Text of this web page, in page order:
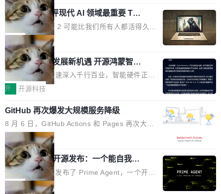
功率段机身尺寸十分紧凑的1600W电源产品。小
巧机身有效提升市面主流标准A...
业化营销服务的需求从未如此迫切。 但市场扩容
的同时,服务商的竞争逻辑正在改变。2026年Top
Agency年度合辑的观察指出,“产品”这个离消费
者最近的载体,在整个品牌营销层面的权重显著变
高了。全域营销服务商的竞争正在从规模转向深
度,案例厚度、全域覆盖、多线协同...
度宣传和欺诈。」 OpenAI 研究员 Keller Jorda
n 这条推文引发了广泛讨论。他不是在说风凉
话，他是说出了一个圈内人尽皆知但很少公开捅
破的事实。 Jordan 随后补充了一句软化声明：
「我不认为这些会议上大部分论文都在过度宣传
或造假。问题是，作为读者，如果你筛选出那些
看起来最令人兴奋的论文，那它们大部分都是过
度宣传的。」 这才是真正的痛点。不是所有论文
都有问题，是最吸引眼球的那批论文最有问题。
他引用的帖子来自 Mathew Shen，一位 ICLR 2
026 的读者：「看了篇 ...
xAI 前工程师评现代 AI 领域最重要 Top
3 开源项目
Flash Attention 2 可能比我们所有人都活得久。
这句话不是来自某个技术博客，而是出自 Hieu
Pham 的一条推文。Hieu Pham 是谁？他是 xAI
的早期工程师之一，在 Grok 训练基础设施团队
工作过。近日他在 X 上发了一条帖子，列出了他
认为现代 AI 领域最重要的三个开源项目。 第一
理由很具体。FA 系列不需要解释，但 FA2 是他
认为最重要的一个——复杂度恰到好处，刚好能
驱动你去学 CuTe，但还没被那些"邪恶的" Hopp
er++ 优化所淹没，足够容易修改和适配。 更关
键的是 FA2 的持久性...
局
共商智能硬件发展新机遇 开源鸿蒙智能
硬件开发者日杭州站即将举行
随着万物智联加速深入千行百业，智能硬件正从
单点设备迈向智能化、网联化、协同化发展。作
鸿蒙通过统一技术底座和分布式能力，为不同类
型智能设备的开发、连接与互联提供关键支撑，
也为产业链企业探索产品创新与商业增长打开新
的空间。 8月14日，开源鸿蒙智能硬件开发者日
（OHDD：OpenHarmony Hardware Develope
r Day）将在杭州启航。活动面向智能硬件产业
链企业和开发者，邀请行业专家与资深技术顾
开 开源科技
GitHub 再次爆发大规模服务降级
8 月 6 日，GitHub Actions 和 Pages 再次大规
模服务降级，Actions 完全不可用超过 5 小时，
webhook 停发，连自托管 runner 也因调度层故
障无法工作。Pages、Copilot code review、C
opilot coding agent 全部受影响。从检测到完全
恢复，大约 12 小时。 这是 2026 年 8 月的第六
局
Prime Agent 开源发布：一个能自我改
进的编程 Agent，ARC-AGI 3 超越人类
专家基线
Prime Intellect 发布了 Prime Agent，一个开源
的编程 Agent Harness，核心设计围绕两个抽
局